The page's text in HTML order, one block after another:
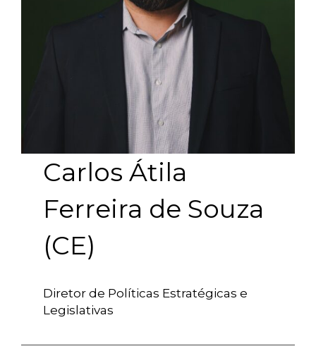
Carlos Átila
Ferreira de Souza
(CE)
Diretor de Políticas Estratégicas e
Legislativas